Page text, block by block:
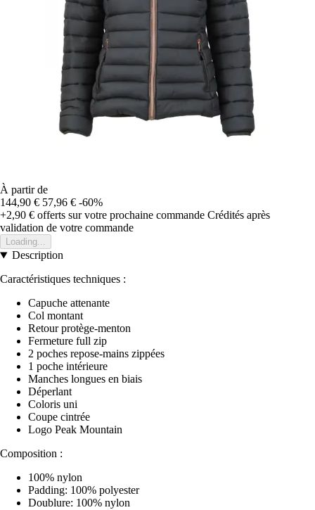
À partir de
144,90 € 57,96 € -60%
+2,90 € offerts sur votre prochaine commande Crédités après
validation de votre commande
Loading...
Description
Caractéristiques techniques :
Capuche attenante
Col montant
Retour protège-menton
Fermeture full zip
2 poches repose-mains zippées
1 poche intérieure
Manches longues en biais
Déperlant
Coloris uni
Coupe cintrée
Logo Peak Mountain
Composition :
100% nylon
Padding: 100% polyester
Doublure: 100% nylon